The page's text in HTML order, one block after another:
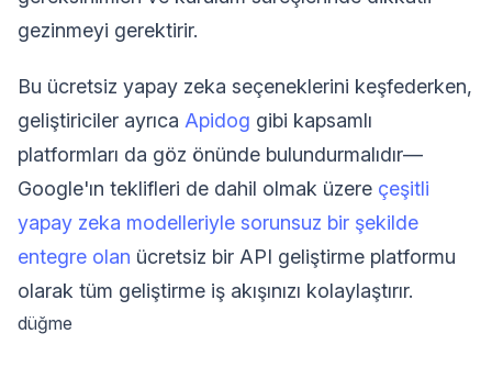
gezinmeyi gerektirir.
Bu ücretsiz yapay zeka seçeneklerini keşfederken,
geliştiriciler ayrıca Apidog gibi kapsamlı
platformları da göz önünde bulundurmalıdır—
Google'ın teklifleri de dahil olmak üzere çeşitli
yapay zeka modelleriyle sorunsuz bir şekilde
entegre olan ücretsiz bir API geliştirme platformu
olarak tüm geliştirme iş akışınızı kolaylaştırır.
düğme